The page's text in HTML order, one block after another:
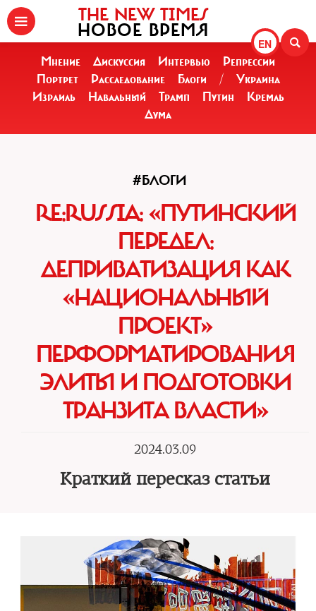
EN
THE NEW TIMES
НОВОЕ ВРЕМЯ
Мнение Дискуссия Интервью
Репрессии
Портрет
Расследование Блоги /
Украина
Израиль
Навальный Трамп Путин
Кремль
Дума
#БЛОГИ
RE:RUSSIA: «ПУТИНСКИЙ
ПЕРЕДЕЛ:
ДЕПРИВАТИЗАЦИЯ КАК
«НАЦИОНАЛЬНЫЙ
ПРОЕКТ»
ПЕРФОРМАТИРОВАНИЯ
ЭЛИТЫ И ПОДГОТОВКИ
ТРАНЗИТА ВЛАСТИ»
2024.03.09
Краткий пересказ статьи